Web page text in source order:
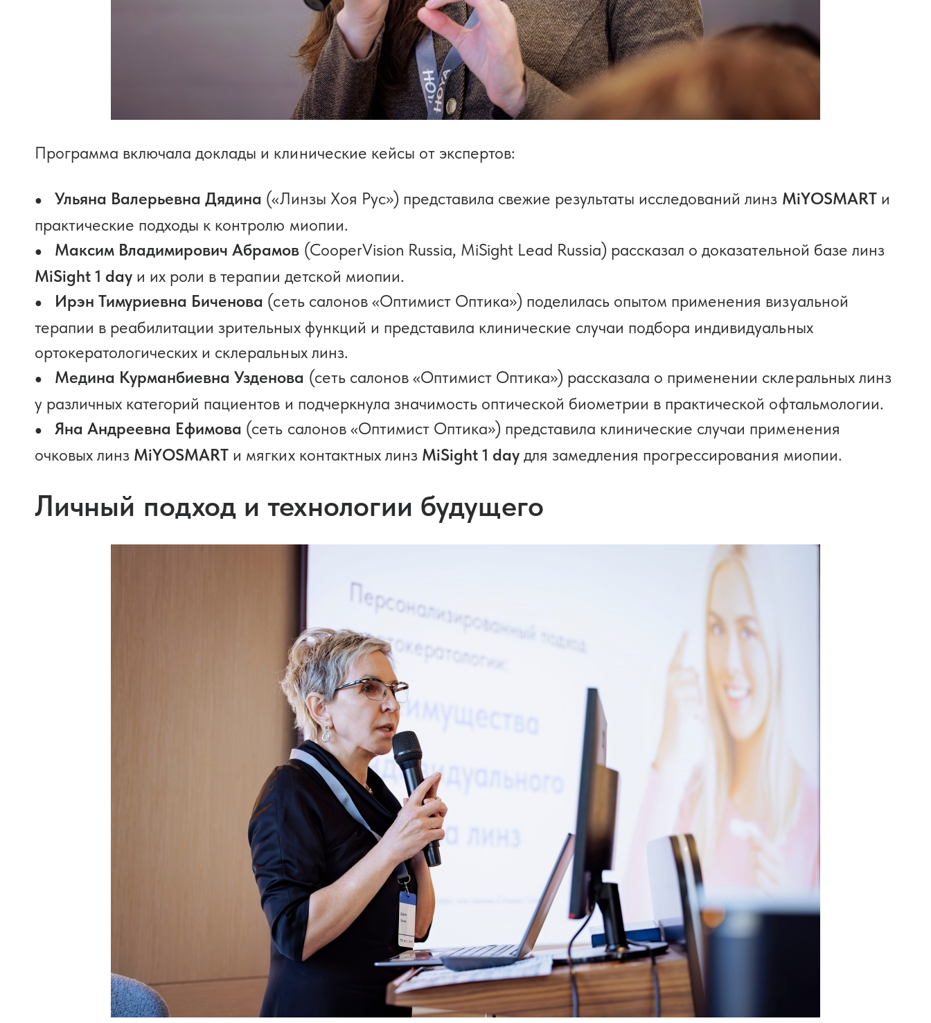
Программа включала доклады и клинические кейсы от экспертов:
Ульяна Валерьевна Дядина («Линзы Хоя Рус») представила свежие результаты исследований линз MiYOSMART и
практические подходы к контролю миопии.
Максим Владимирович Абрамов (CooperVision Russia, MiSight Lead Russia) рассказал о доказательной базе линз
MiSight 1 day и их роли в терапии детской миопии.
Ирэн Тимуриевна Биченова (сеть салонов «Оптимист Оптика») поделилась опытом применения визуальной
терапии в реабилитации зрительных функций и представила клинические случаи подбора индивидуальных
ортокератологических и склеральных линз.
Медина Курманбиевна Узденова (сеть салонов «Оптимист Оптика») рассказала о применении склеральных линз
у различных категорий пациентов и подчеркнула значимость оптической биометрии в практической офтальмологии.
Яна Андреевна Ефимова (сеть салонов «Оптимист Оптика») представила клинические случаи применения
очковых линз MiYOSMART и мягких контактных линз MiSight 1 day для замедления прогрессирования миопии.
Личный подход и технологии будущего